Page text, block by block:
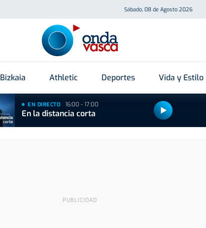
Sábado, 08 de Agosto 2026
Bizkaia Athletic Deportes Vida y Estilo
EN DIRECTO 16:00 - 17:00
En la distancia corta